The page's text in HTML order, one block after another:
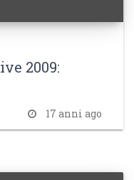
2009:
17 anni ago